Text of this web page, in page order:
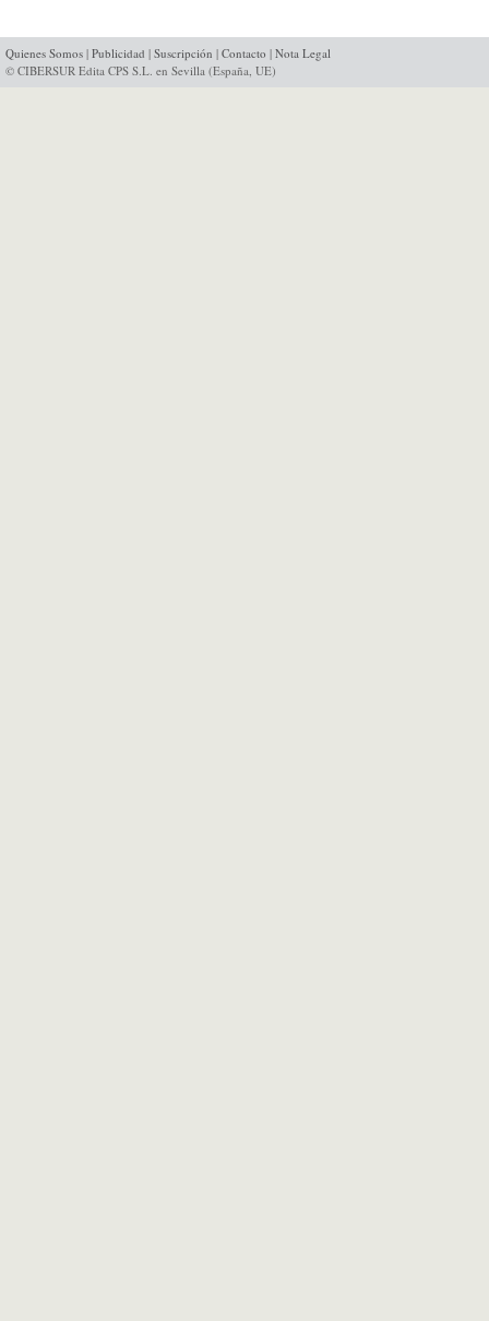
Quienes Somos | Publicidad | Suscripción | Contacto | Nota Legal
© CIBERSUR Edita CPS S.L. en Sevilla (España, UE)